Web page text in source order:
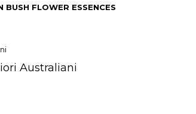
FLOWER ESSENCES
Australiani